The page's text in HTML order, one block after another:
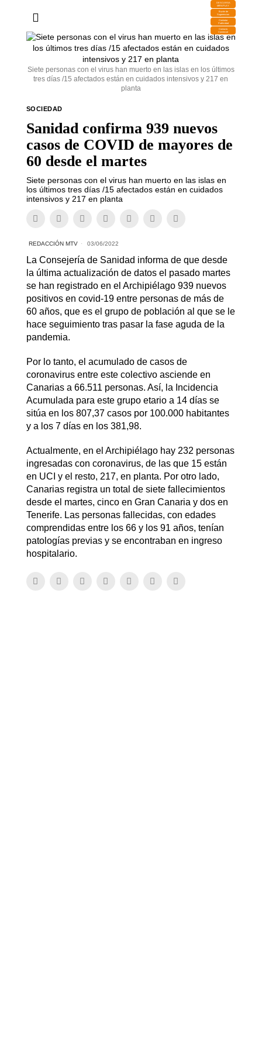
DESCARGA
MIRAPLAY
Buzón de
Sugerencias
Contratar
Publicidad
Contacto
Comercial
Siete personas con el virus han muerto en las islas en los últimos
tres días /15 afectados están en cuidados intensivos y 217 en
planta
SOCIEDAD
Sanidad confirma 939 nuevos
casos de COVID de mayores de
60 desde el martes
Siete personas con el virus han muerto en las islas en
los últimos tres días /15 afectados están en cuidados
intensivos y 217 en planta
REDACCIÓN MTV 03/06/2022
La Consejería de Sanidad informa de que desde
la última actualización de datos el pasado martes
se han registrado en el Archipiélago 939 nuevos
positivos en covid-19 entre personas de más de
60 años, que es el grupo de población al que se le
hace seguimiento tras pasar la fase aguda de la
pandemia.
Por lo tanto, el acumulado de casos de
coronavirus entre este colectivo asciende en
Canarias a 66.511 personas. Así, la Incidencia
Acumulada para este grupo etario a 14 días se
sitúa en los 807,37 casos por 100.000 habitantes
y a los 7 días en los 381,98.
Actualmente, en el Archipiélago hay 232 personas
ingresadas con coronavirus, de las que 15 están
en UCI y el resto, 217, en planta. Por otro lado,
Canarias registra un total de siete fallecimientos
desde el martes, cinco en Gran Canaria y dos en
Tenerife. Las personas fallecidas, con edades
comprendidas entre los 66 y los 91 años, tenían
patologías previas y se encontraban en ingreso
hospitalario.